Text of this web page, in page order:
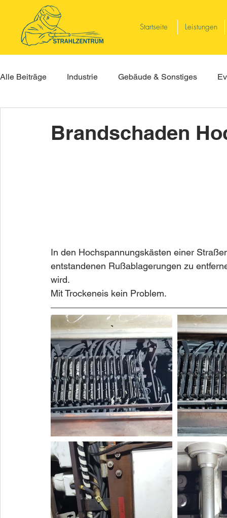
Startseite Leistungen
Alle Beiträge Industrie Gebäude & Sonstiges
Brandschaden
In den Hochspannungskästen einer
entstandenen Rußablagerungen zu
wird.
Mit Trockeneis kein Problem.